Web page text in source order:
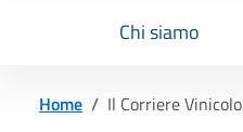
Chi siamo
Home / Il Corriere Vinicolo